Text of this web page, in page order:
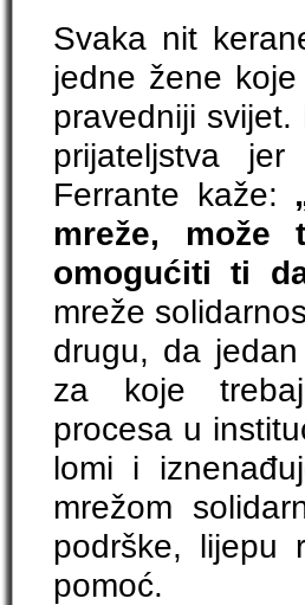
Svaka nit
jedne žene
pravedniji
prijateljstva
Ferrante kaže:
mreže, može
omogućiti ti
mreže
drugu, da
za koje
procesa u
lomi i
mrežom
podrške, lijepu
pomoć.